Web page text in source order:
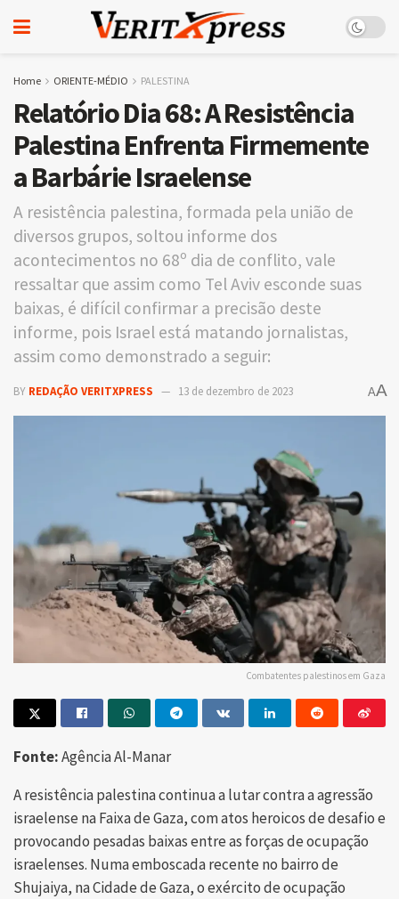
Home ORIENTE-MÉDIO PALESTINA
Relatório Dia 68: A Resistência
Palestina Enfrenta Firmemente
a Barbárie Israelense
A resistência palestina, formada pela união de
diversos grupos, soltou informe dos
acontecimentos no 68º dia de conflito, vale
ressaltar que assim como Tel Aviv esconde suas
baixas, é difícil confirmar a precisão deste
informe, pois Israel está matando jornalistas,
assim como demonstrado a seguir:
BY REDAÇÃO VERITXPRESS 13 de dezembro de 2023 AA
Combatentes palestinos em Gaza
Fonte:Agência Al-Manar
A resistência palestina continua a lutar contra a agressão
israelense na Faixa de Gaza, com atos heroicos de desafio e
provocando pesadas baixas entre as forças de ocupação
israelenses. Numa emboscada recente no bairro de
Shujaiya, na Cidade de Gaza, o exército de ocupação